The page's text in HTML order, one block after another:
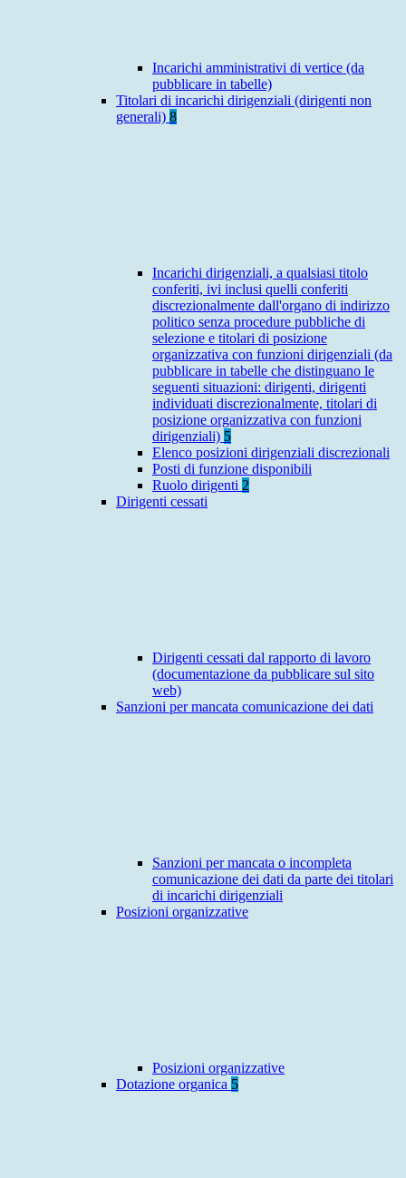
Incarichi amministrativi di vertice (da
pubblicare in tabelle)
Titolari di incarichi dirigenziali (dirigenti non
generali) 8
Incarichi dirigenziali, a qualsiasi titolo
conferiti, ivi inclusi quelli conferiti
discrezionalmente dall'organo di indirizzo
politico senza procedure pubbliche di
selezione e titolari di posizione
organizzativa con funzioni dirigenziali (da
pubblicare in tabelle che distinguano le
seguenti situazioni: dirigenti, dirigenti
individuati discrezionalmente, titolari di
posizione organizzativa con funzioni
dirigenziali) 5
Elenco posizioni dirigenziali discrezionali
Posti di funzione disponibili
Ruolo dirigenti 2
Dirigenti cessati
Dirigenti cessati dal rapporto di lavoro
(documentazione da pubblicare sul sito
web)
Sanzioni per mancata comunicazione dei dati
Sanzioni per mancata o incompleta
comunicazione dei dati da parte dei titolari
di incarichi dirigenziali
Posizioni organizzative
Posizioni organizzative
Dotazione organica 5